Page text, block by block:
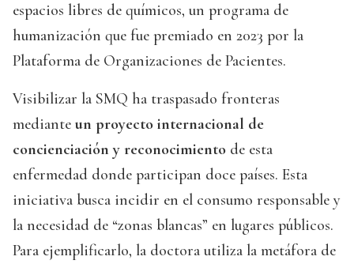
espacios libres de químicos, un programa de
humanización que fue premiado en 2023 por la
Plataforma de Organizaciones de Pacientes.
Visibilizar la SMQ ha traspasado fronteras
mediante un proyecto internacional de
concienciación y reconocimiento de esta
enfermedad donde participan doce países. Esta
iniciativa busca incidir en el consumo responsable y
la necesidad de “zonas blancas” en lugares públicos.
Para ejemplificarlo, la doctora utiliza la metáfora de